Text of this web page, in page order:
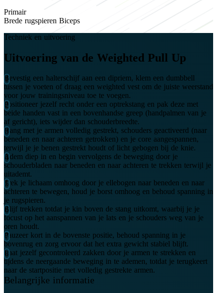
Primair
Brede rugspieren Biceps
Techniek en uitvoering
Uitvoering van de Weighted Pull Up
Bevestig een halterschijf aan een dipriem, klem een dumbbell
tussen je voeten of draag een weighted vest om de juiste weerstand
voor jouw trainingsniveau toe te voegen.
Positioneer jezelf recht onder een optrekstang en pak deze met
beide handen vast in een bovenhandse greep (handpalmen van je
af gericht), iets wijder dan schouderbreedte.
Hang met je armen volledig gestrekt, schouders geactiveerd (naar
beneden en naar achteren getrokken) en je core aangespannen,
terwijl je je benen gestrekt houdt of licht gebogen bij de knie.
Adem diep in en begin vervolgens de beweging door je
schouderbladen naar beneden en naar achteren te trekken terwijl je
uitademt.
Trek je lichaam omhoog door je ellebogen naar beneden en naar
achteren te bewegen, houd je borst omhoog en behoud spanning in
je rugspieren.
Blijf trekken totdat je kin boven de stang uitkomt, waarbij je je
focust op het aanspannen van je lats en je schouders weg van je
oren houdt.
Pauzeer kort in de bovenste positie, behoud spanning in je
bovenrug en zorg ervoor dat het extra gewicht stabiel blijft.
Laat jezelf gecontroleerd zakken door je armen te strekken en
tijdens de neergaande beweging in te ademen, totdat je terugkeert
naar de startpositie met volledig gestrekte armen.
Belangrijke informatie